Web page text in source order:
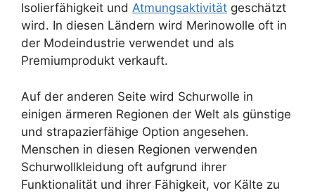
Isolierfähigkeit und Atmungsaktivität geschätzt
wird. In diesen Ländern wird Merinowolle oft in
der Modeindustrie verwendet und als
Premiumprodukt verkauft.
Auf der anderen Seite wird Schurwolle in
einigen ärmeren Regionen der Welt als günstige
und strapazierfähige Option angesehen.
Menschen in diesen Regionen verwenden
Schurwollkleidung oft aufgrund ihrer
Funktionalität und ihrer Fähigkeit, vor Kälte zu